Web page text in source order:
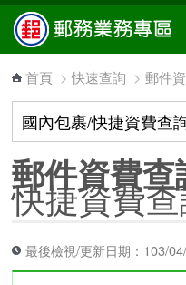
跳到主要內容區塊
首頁 >快速查詢 >郵件
郵件資費查
快捷資費
最後檢視/更新日期：103/